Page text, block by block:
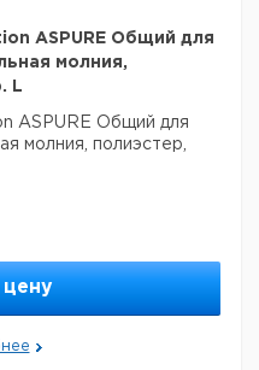
ASPURE Общий для
молния,
L
ASPURE Общий для
молния, полиэстер,
цену